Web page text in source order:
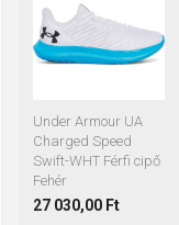
Under Armour UA
Charged Speed
Swift-WHT Férfi cipő
Fehér
27 030,00 Ft
43
46
47